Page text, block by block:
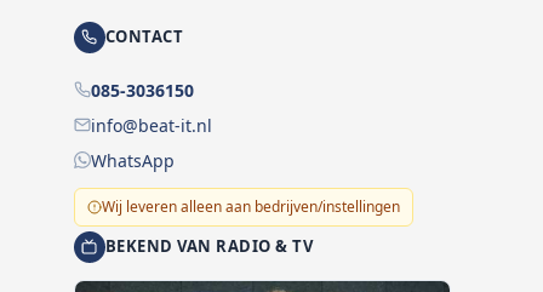
CONTACT
085-3036150
info@beat-it.nl
WhatsApp
Wij leveren alleen aan bedrijven/instellingen
BEKEND VAN RADIO & TV